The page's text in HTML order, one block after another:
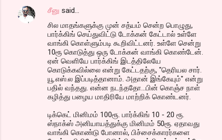
சீனு said…
சில மாதங்களுக்கு முன் சத்யம் சென்ற பொழுது,
பார்க்கிங் செய்துவிட்டு டோக்கன் கேட்டால் உள்ளே
வாங்கி கொள்ளும்படி கூறிவிட்டனர். உள்ளே சென்று
10ரூ கொடுத்து ஒரு டோக்கன் வாங்கி கொண்டேன்.
ஏன் வெளியே பார்க்கிங் இடத்திலேயே
கொடுக்கவில்லை என்று கேட்டதற்கு, "தெரியல சார்.
யூ.எஸ்.ல இப்படித்தானாம். அதான் இங்கேயும்" என்று
பதில் வந்தது. என்ன நடந்ததோ...பின் கொஞ்ச நாள்
கழித்து பழைய மாதிரியே மாற்றிக் கொண்டனர்.
டிக்கெட் மினிமம் 100ரூ. பார்க்கிங் 10 - 20 ரூ.
ஸ்நாக்ஸ் அனியாயத்துக்கு மினிமம் 50ரூ. ஏதாவது
வாங்கி கொண்டு போனால், பிச்சைக்காரர்களை